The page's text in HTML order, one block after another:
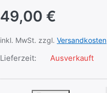
49,00 €
inkl. MwSt. zzgl. Versandkosten
Lieferzeit: Ausverkauft